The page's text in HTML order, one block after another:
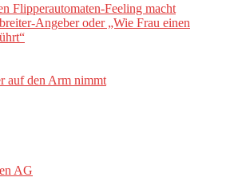
Flipperautomaten-Feeling macht
Angeber oder „Wie Frau einen
auf den Arm nimmt
AG